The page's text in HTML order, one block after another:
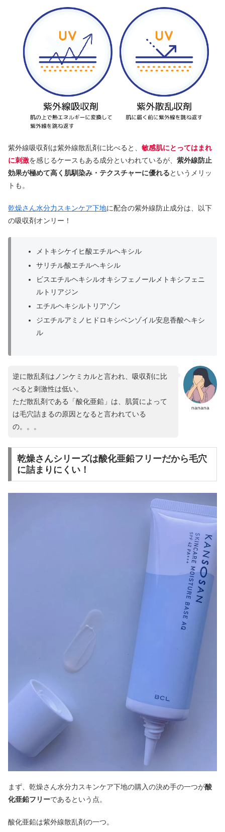
紫外線吸収剤は紫外線散乱剤に比べると、 敏感肌にとってはまれ
に刺激を感じるケースもある成分といわれているが、 紫外線防止
効果が極めて高く肌馴染み・テクスチャーに優れるというメリッ
トも。
乾燥さん水分力スキンケア下地に配合の紫外線防止成分は、以下
の吸収剤オンリー！
メトキシケイヒ酸エチルヘキシル
サリチル酸エチルヘキシル
ビスエチルヘキシルオキシフェノールメトキシフェニ
ルトリアジン
エチルヘキシルトリアゾン
ジエチルアミノヒドロキシベンゾイル安息香酸ヘキシ
ル
nanana
逆に散乱剤はノンケミカルと言われ、吸収剤に比
べると刺激性は低い。
ただ散乱剤である「酸化亜鉛」は、肌質によって
は毛穴詰まるの原因となると言われている
の。。。
乾燥さんシリーズは酸化亜鉛フリーだから毛穴
に詰まりにくい！
まず、乾燥さん水分力スキンケア下地の購入の決め手の一つが酸
化亜鉛フリーであるという点。
酸化亜鉛は紫外線散乱剤の一つ。